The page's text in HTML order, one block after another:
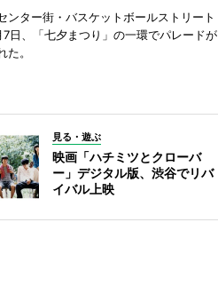
ンター街・バスケットボールストリート
7日、「七夕まつり」の一環でパレードが
た。
見る・遊ぶ
映画「ハチミツとクローバ
ー」デジタル版、渋谷でリバ
イバル上映